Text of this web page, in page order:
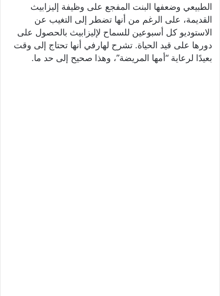
الطبيعي وضعفها البنت المفجع على وظيفة إليزابيث
القديمة، على الرغم من أنها تضطر إلى التغيب عن
الاستوديو كل أسبوعين للسماح لإليزابيث بالحصول على
دورها على قيد الحياة. تشرح لهارفي أنها تحتاج إلى وقت
بعيدًا لرعاية “أمها المريضة”، وهذا صحيح إلى حد ما.